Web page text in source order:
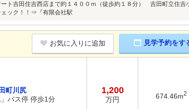
ト吉田住吉西店まで約１４００ｍ（徒歩約１８分） 吉田町立住吉
ック！！⇒『有限会社駅
お気に入りに追加 見学予約をす
町川尻
バス停 停歩1分
1,200
万円 674.46m2